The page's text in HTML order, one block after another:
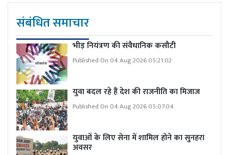
संबंधित समाचार
भीड़ नियंत्रण की संवैधानिक कसौटी
Published On 04 Aug 2026 05:21:02
युवा बदल रहे हैं देश की राजनीति का मिजाज
Published On 04 Aug 2026 05:07:04
युवाओं के लिए सेना में शामिल होने का सुनहरा
अवसर